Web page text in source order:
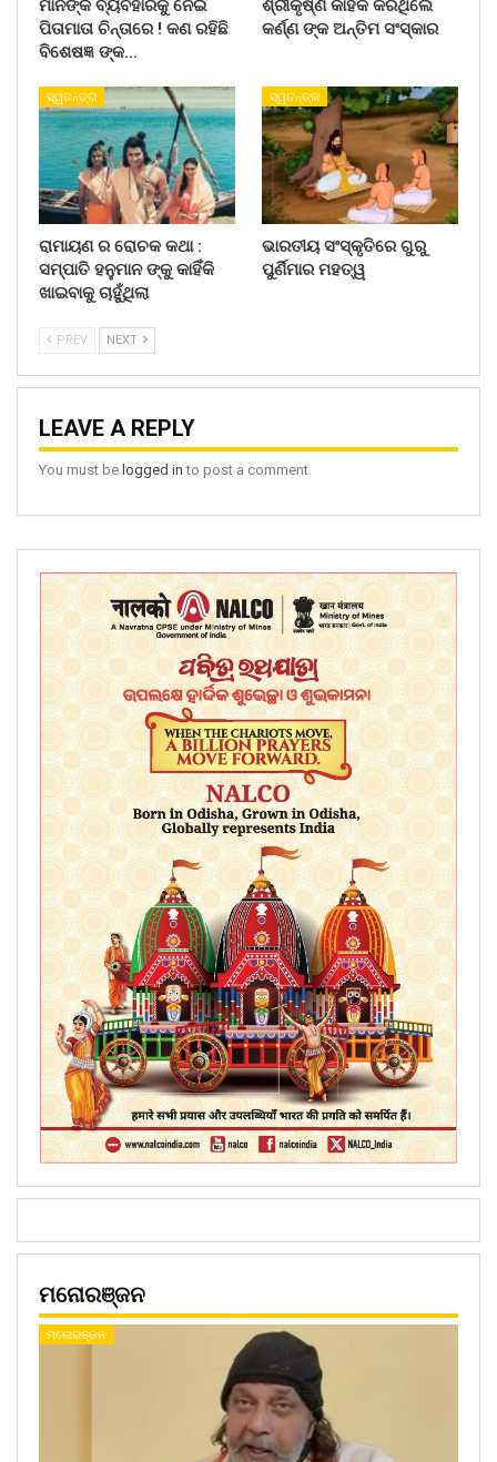
ମାନଙ୍କ ବ୍ୟବହାରକୁ ନେଇ
ପିତାମାତା ଚିନ୍ତାରେ ! କଣ ରହିଛି
ବିଶେଷଜ୍ଞ ଙ୍କ…
ଶ୍ରୀକୃଷ୍ଣ କାହିଁକି କରିଥିଲେ
କର୍ଣ୍ଣ ଙ୍କ ଅନ୍ତିମ ସଂସ୍କାର
ସ୍ୱତନ୍ତ୍ର
ରାମାୟଣ ର ରୋଚକ କଥା :
ସମ୍ପାତି ହନୁମାନ ଙ୍କୁ କାହିଁକି
ଖାଇବାକୁ ଚାହୁଁଥିଲା
ସ୍ୱତନ୍ତ୍ର
ଭାରତୀୟ ସଂସ୍କୃତିରେ ଗୁରୁ
ପୁର୍ଣିମାର ମହତ୍ୱ
PREV NEXT
LEAVE A REPLY
You must be logged in to post a comment.
ମନୋରଞ୍ଜନ
ମନୋରଞ୍ଜନ